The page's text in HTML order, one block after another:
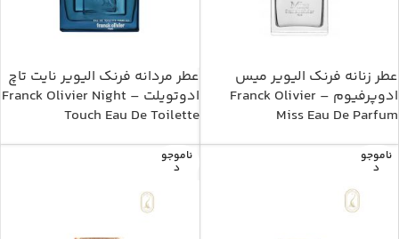
عطر زنانه فرنک الیویر میس
ادوپرفیوم – Franck Olivier
Miss Eau De Parfum
عطر مردانه فرنک الیویر نایت تاچ
ادوتویلت – Franck Olivier Night
Touch Eau De Toilette
ناموجو
د
ناموجو
د